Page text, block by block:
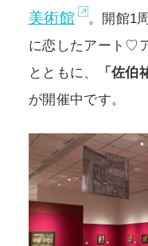
美術館
。開館1
に恋したアート♡
とともに、
「佐
が開催中です。